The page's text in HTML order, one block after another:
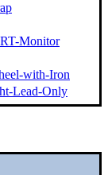
Monitor
with-Iron
Lead-Only